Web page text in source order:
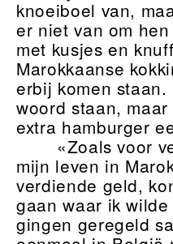
knoeiboel van,
er niet van om
met kusjes en
Marokkaanse
erbij komen
woord staan,
extra hamburger
«Zoals voor
mijn leven in
verdiende geld,
gaan waar ik
gingen geregeld